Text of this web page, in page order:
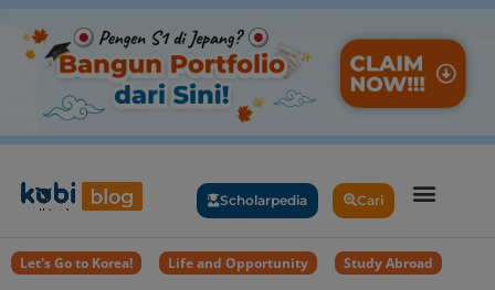
Scholarpedia Cari
Let's Go to Korea! Life and Opportunity Study Abroad